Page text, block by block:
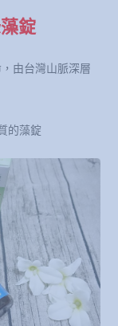
錠
由台灣山脈深層
的藻錠